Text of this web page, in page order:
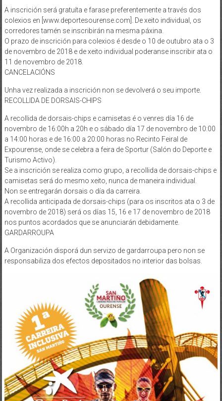
A inscrición será gratuíta e farase preferentemente a través dos
colexios en [www.deportesourense.com]. De xeito individual, os
corredores tamén se inscribirán na mesma páxina.
O prazo de inscrición para colexios é desde o 10 de outubro ata o 3
de novembro de 2018 e de xeito individual poderanse inscribir ata o
11 de novembro de 2018.
Unha vez realizada a inscrición non se devolverá o seu importe.
A recollida de dorsais-chips e camisetas é o venres día 16 de
a 14:00 horas e de 16:00 a 20:00 horas no Recinto Feiral de
Expourense, onde se celebra a feira de Sportur (Salón do Deporte e
Turismo Activo).
Se a inscrición se realiza como grupo, a recollida de dorsais-chips e
camisetas será do mesmo xeito, nunca de maneira individual.
Non se entregarán dorsais o día da carreira.
A recollida anticipada de dorsais-chips (para os inscritos ata o 3 de
novembro de 2018) será os días 15, 16 e 17 de novembro de 2018
nos puntos acordados que se anunciarán debidamente.
A Organización disporá dun servizo de gardarroupa pero non se
responsabiliza dos efectos depositados no interior das bolsas.